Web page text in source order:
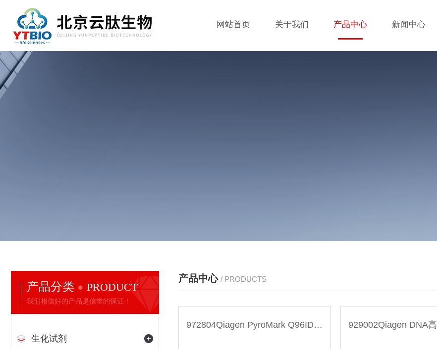
网站首页 关于我们 产品中心 新闻中心
产品分类 PRODUCT
我们相信好的产品是信誉的保证！
生化试剂
产品中心 / PRODUCTS
972804Qiagen PyroMark Q96ID配件-常备现货